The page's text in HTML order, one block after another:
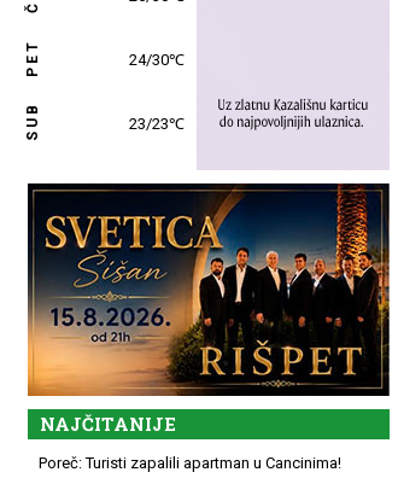
PET 25/30℃
SUB 24/25℃
NAJČITANIJE
Poreč: Turisti zapalili apartman u Cancinima!